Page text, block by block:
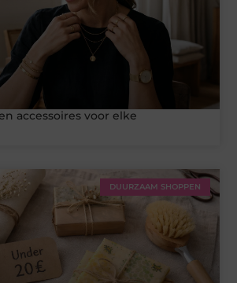
accessoires voor elke
DUURZAAM SHOPPEN